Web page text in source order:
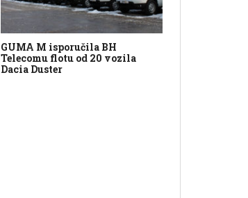
GUMA M isporučila BH
Telecomu flotu od 20 vozila
Dacia Duster